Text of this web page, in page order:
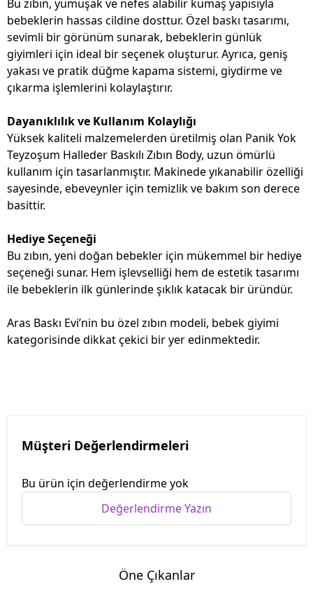
Bu zıbın, yumuşak ve nefes alabilir kumaş yapısıyla
bebeklerin hassas cildine dosttur. Özel baskı tasarımı,
sevimli bir görünüm sunarak, bebeklerin günlük
giyimleri için ideal bir seçenek oluşturur. Ayrıca, geniş
yakası ve pratik düğme kapama sistemi, giydirme ve
çıkarma işlemlerini kolaylaştırır.
Dayanıklılık ve Kullanım Kolaylığı
Yüksek kaliteli malzemelerden üretilmiş olan Panik Yok
Teyzoşum Halleder Baskılı Zıbın Body, uzun ömürlü
kullanım için tasarlanmıştır. Makinede yıkanabilir özelliği
sayesinde, ebeveynler için temizlik ve bakım son derece
basittir.
Hediye Seçeneği
Bu zıbın, yeni doğan bebekler için mükemmel bir hediye
seçeneği sunar. Hem işlevselliği hem de estetik tasarımı
ile bebeklerin ilk günlerinde şıklık katacak bir üründür.
Aras Baskı Evi’nin bu özel zıbın modeli, bebek giyimi
kategorisinde dikkat çekici bir yer edinmektedir.
Müşteri Değerlendirmeleri
Bu ürün için değerlendirme yok
Değerlendirme Yazın
Öne Çıkanlar